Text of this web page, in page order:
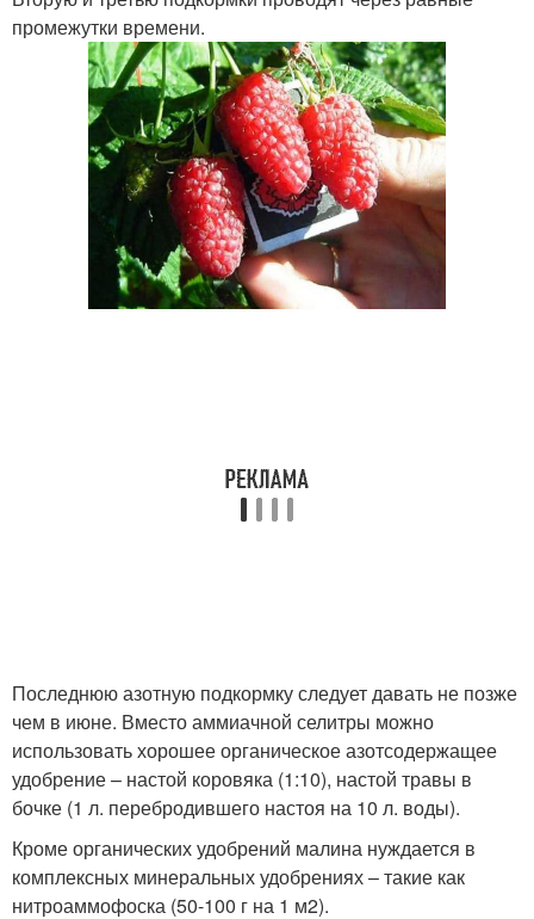
промежутки времени.
Последнюю азотную подкормку следует давать не позже
чем в июне. Вместо аммиачной селитры можно
использовать хорошее органическое азотсодержащее
удобрение – настой коровяка (1:10), настой травы в
бочке (1 л. перебродившего настоя на 10 л. воды).
Кроме органических удобрений малина нуждается в
комплексных минеральных удобрениях – такие как
нитроаммофоска (50-100 г на 1 м2).